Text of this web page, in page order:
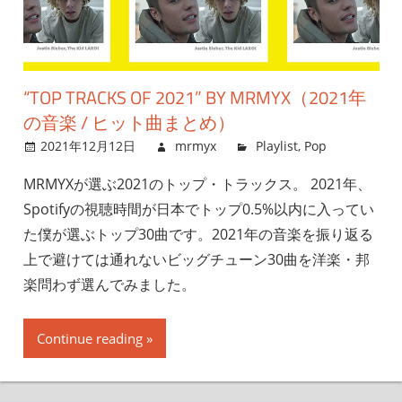
“TOP TRACKS OF 2021” BY MRMYX（2021年
の音楽 / ヒット曲まとめ）
2021年12月12日 mrmyx Playlist, Pop
MRMYXが選ぶ2021のトップ・トラックス。 2021年、
Spotifyの視聴時間が日本でトップ0.5%以内に入ってい
た僕が選ぶトップ30曲です。2021年の音楽を振り返る
上で避けては通れないビッグチューン30曲を洋楽・邦
楽問わず選んでみました。
Continue reading